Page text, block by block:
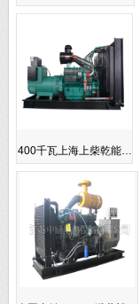
400千瓦上海上柴乾能…